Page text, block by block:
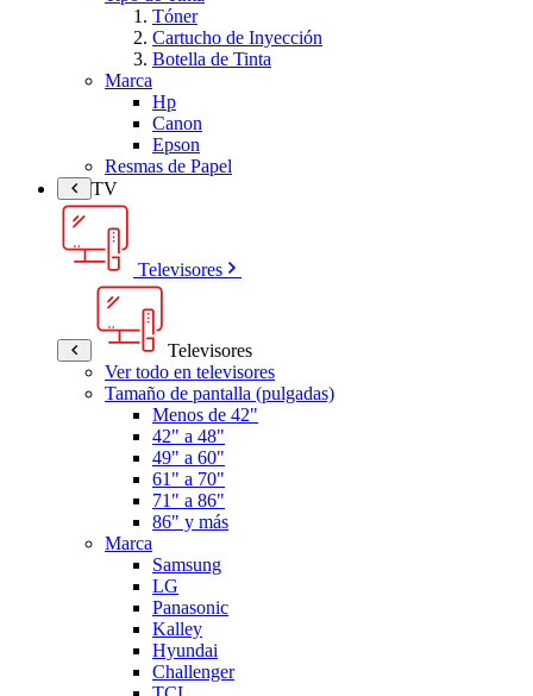
Tóner
Cartucho de Inyección
Botella de Tinta
Marca
Hp
Canon
Epson
Resmas de Papel
TV
Televisores
Televisores
Ver todo en televisores
Tamaño de pantalla (pulgadas)
Menos de 42"
42" a 48"
49" a 60"
61" a 70"
71" a 86"
86" y más
Marca
Samsung
LG
Panasonic
Kalley
Hyundai
Challenger